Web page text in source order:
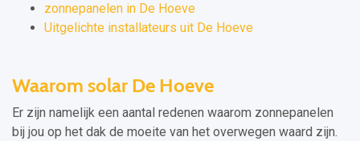
zonnepanelen in De Hoeve
Uitgelichte installateurs uit De Hoeve
Waarom solar De Hoeve
Er zijn namelijk een aantal redenen waarom zonnepanelen
bij jou op het dak de moeite van het overwegen waard zijn.